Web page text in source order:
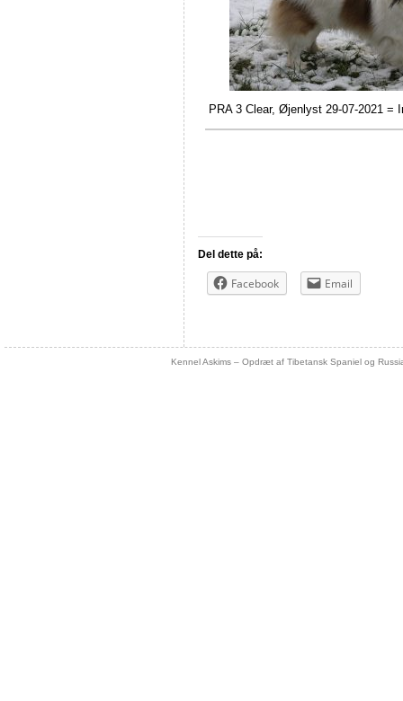
PRA 3 Clear, Øjenlyst 29-07-2021 =
Del dette på:
Facebook Email
Kennel Askims – Opdræt af Tibetansk Spaniel og